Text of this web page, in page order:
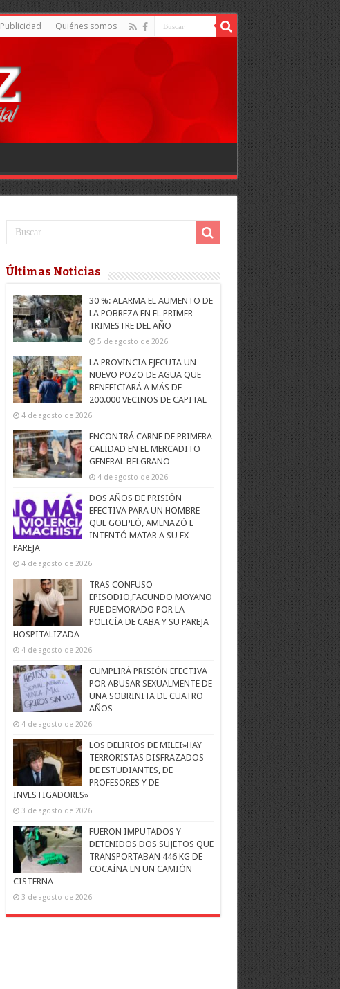
Publicidad Quiénes somos
Últimas Noticias
30 %: ALARMA EL AUMENTO DE
LA POBREZA EN EL PRIMER
TRIMESTRE DEL AÑO
5 de agosto de 2026
LA PROVINCIA EJECUTA UN
NUEVO POZO DE AGUA QUE
BENEFICIARÁ A MÁS DE
200.000 VECINOS DE CAPITAL
4 de agosto de 2026
ENCONTRÁ CARNE DE PRIMERA
CALIDAD EN EL MERCADITO
GENERAL BELGRANO
4 de agosto de 2026
DOS AÑOS DE PRISIÓN
EFECTIVA PARA UN HOMBRE
QUE GOLPEÓ, AMENAZÓ E
INTENTÓ MATAR A SU EX
PAREJA
4 de agosto de 2026
TRAS CONFUSO
EPISODIO,FACUNDO MOYANO
FUE DEMORADO POR LA
POLICÍA DE CABA Y SU PAREJA
HOSPITALIZADA
4 de agosto de 2026
CUMPLIRÁ PRISIÓN EFECTIVA
POR ABUSAR SEXUALMENTE DE
UNA SOBRINITA DE CUATRO
AÑOS
4 de agosto de 2026
LOS DELIRIOS DE MILEI»HAY
TERRORISTAS DISFRAZADOS
DE ESTUDIANTES, DE
PROFESORES Y DE
INVESTIGADORES»
3 de agosto de 2026
FUERON IMPUTADOS Y
DETENIDOS DOS SUJETOS QUE
TRANSPORTABAN 446 KG DE
COCAÍNA EN UN CAMIÓN
CISTERNA
3 de agosto de 2026